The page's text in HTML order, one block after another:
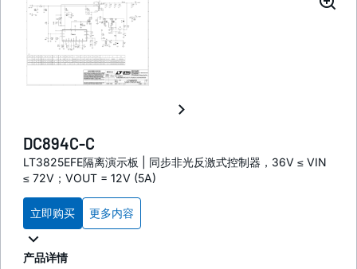
DC894C-C
LT3825EFE隔离演示板 | 同步非光反激式控制器，36V ≤ VIN
≤ 72V；VOUT = 12V (5A)
立即购买 更多内容
产品详情